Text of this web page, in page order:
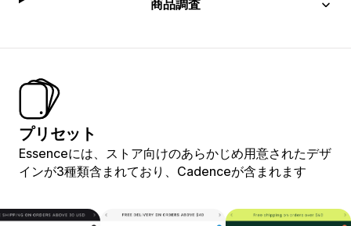
商品調査
プリセット
Essenceには、ストア向けのあらかじめ用意されたデザ
インが3種類含まれており、Cadenceが含まれます